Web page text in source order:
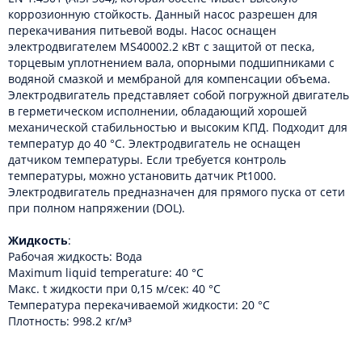
коррозионную стойкость. Данный насос разрешен для
перекачивания питьевой воды. Насос оснащен
электродвигателем MS40002.2 кВт с защитой от песка,
торцевым уплотнением вала, опорными подшипниками с
водяной смазкой и мембраной для компенсации объема.
Электродвигатель представляет собой погружной двигатель
в герметическом исполнении, обладающий хорошей
механической стабильностью и высоким КПД. Подходит для
температур до 40 °C. Электродвигатель не оснащен
датчиком температуры. Если требуется контроль
температуры, можно установить датчик Pt1000.
Электродвигатель предназначен для прямого пуска от сети
при полном напряжении (DOL).
Жидкость:
Рабочая жидкость: Вода
Maximum liquid temperature: 40 °C
Макс. t жидкости при 0,15 м/сек: 40 °C
Температура перекачиваемой жидкости: 20 °C
Плотность: 998.2 кг/м³